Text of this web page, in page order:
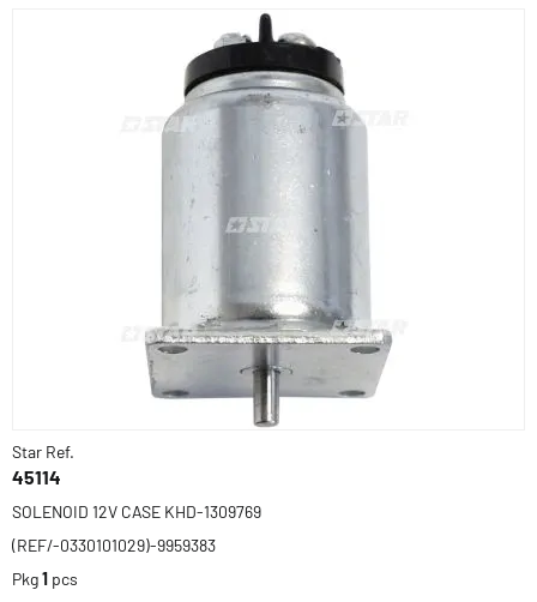
Star Ref.
45114
SOLENOID 12V CASE KHD-1309769
(REF/-0330101029)-9959383
Pkg1 pcs